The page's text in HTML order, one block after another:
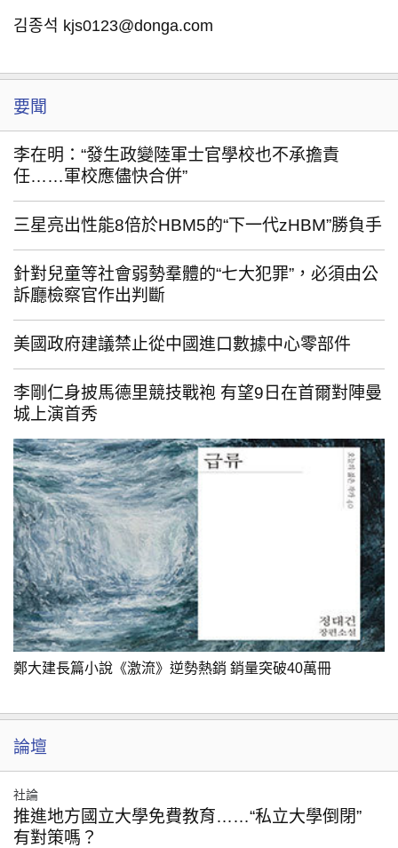
김종석 kjs0123@donga.com
要聞
李在明：“發生政變陸軍士官學校也不承擔責
任……軍校應儘快合併”
三星亮出性能8倍於HBM5的“下一代zHBM”勝負手
針對兒童等社會弱勢羣體的“七大犯罪”，必須由公
訴廳檢察官作出判斷
美國政府建議禁止從中國進口數據中心零部件
李剛仁身披馬德里競技戰袍 有望9日在首爾對陣曼
城上演首秀
鄭大建長篇小說《激流》逆勢熱銷 銷量突破40萬冊
論壇
社論
推進地方國立大學免費教育……“私立大學倒閉”
有對策嗎？